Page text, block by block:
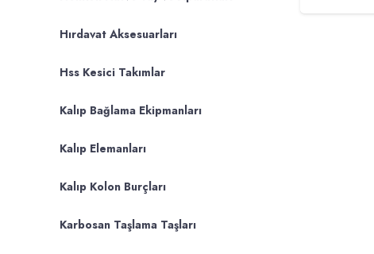
Hırdavat Aksesuarları
Hss Kesici Takımlar
Kalıp Bağlama Ekipmanları
Kalıp Elemanları
Kalıp Kolon Burçları
Karbosan Taşlama Taşları